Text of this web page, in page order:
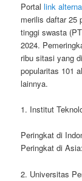
Portallink
merilis daftar 25
tinggi swasta
2024.
ribu sitasi yang
popularitas 101
lainnya.
1. Institut
Peringkat di
Peringkat di
2. Universitas